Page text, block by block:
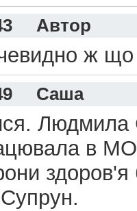
Автор
ж що
Саша
Людмила
в
здоров'я